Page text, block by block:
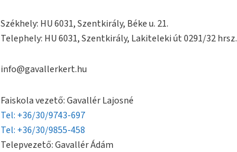
Székhely: HU 6031, Szentkirály, Béke u. 21.
Telephely: HU 6031, Szentkirály, Lakiteleki út 0291/32 hrsz.
info@gavallerkert.hu
Faiskola vezető: Gavallér Lajosné
Tel: +36/30/9743-697
Tel: +36/30/9855-458
Telepvezető: Gavallér Ádám